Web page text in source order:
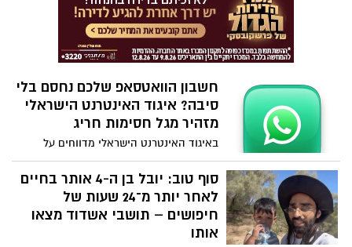
קוראים לתושבים להוריד את אפליקציית
mako ולהצביע עבורה ועבור בן זוגה לריקוד,
איוון
חשבון הוואטסאפ שלכם נחסם בלי
סיבה? איגוד האינטרנט הישראלי
מזהיר מגל חסימות חריג
באיגוד האינטרנט הישראלי מדווחים על
עשרות פניות ממשתמשים שחשבונם נחסם
ללא הסבר, וממליצים לגבות כבר עכשיו את
כל המידע החשוב מהאפליקציה. במטא
טוענים כי לעיתים מתרחשות טעויות וכי הן
סוף טוב: יובל בן ה-4 אותר בחיים
לאחר יותר מ־24 שעות של
חיפושים – תושבי אשדוד מצאו
אותו